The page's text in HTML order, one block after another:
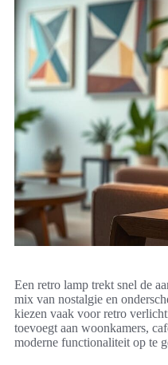
Een retro lamp trekt snel de
mix van nostalgie en
kiezen vaak voor retro
toevoegt aan woonkamers,
moderne functionaliteit op te